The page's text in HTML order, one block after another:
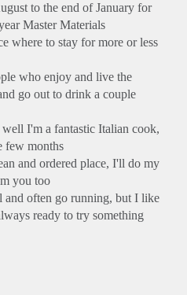
to the end of January for
Master Materials
where to stay for more or less
who enjoy and live the
go out to drink a couple
I'm a fantastic Italian cook,
few months
and ordered place, I'll do my
you too
and often go running, but I like
ready to try something